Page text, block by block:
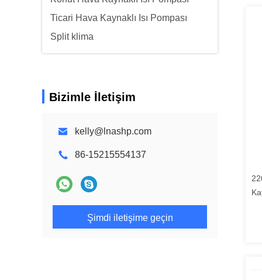
Ticari Hava Kaynaklı Isı Pompası
Split klima
Bizimle İletişim
kelly@lnashp.com
86-15215554137
Şimdi iletişime geçin